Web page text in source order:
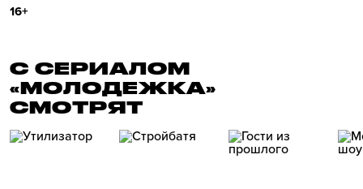
16+
С СЕРИАЛОМ
«МОЛОДЕЖКА»
СМОТРЯТ